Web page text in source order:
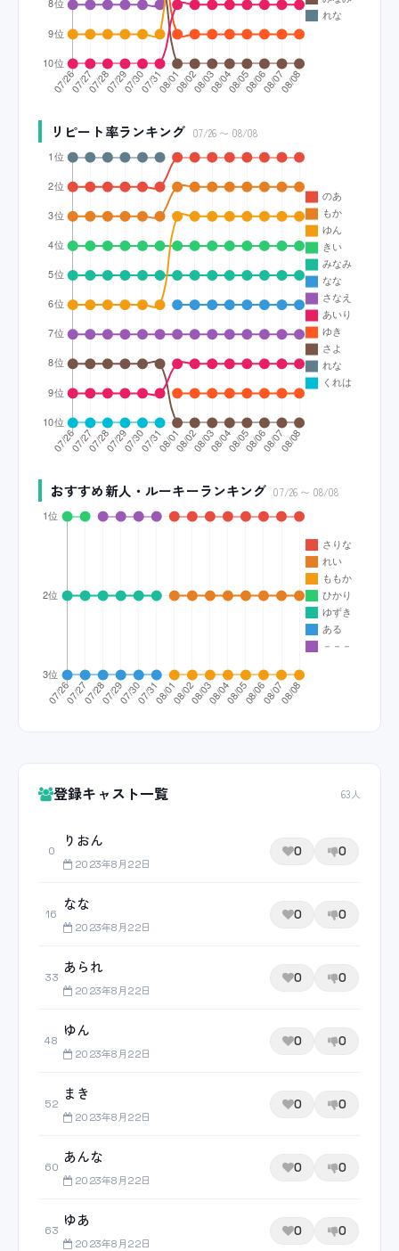
リピート率ランキング 07/26 〜 08/08
おすすめ新人・ルーキーランキング 07/26 〜 08/08
登録キャスト一覧 63人
0
りおん
2023年8月22日
0 0
16
なな
2023年8月22日
0 0
33
あられ
2023年8月22日
0 0
48
ゆん
2023年8月22日
0 0
52
まき
2023年8月22日
0 0
60
あんな
2023年8月22日
0 0
63
ゆあ
2023年8月22日
0 0